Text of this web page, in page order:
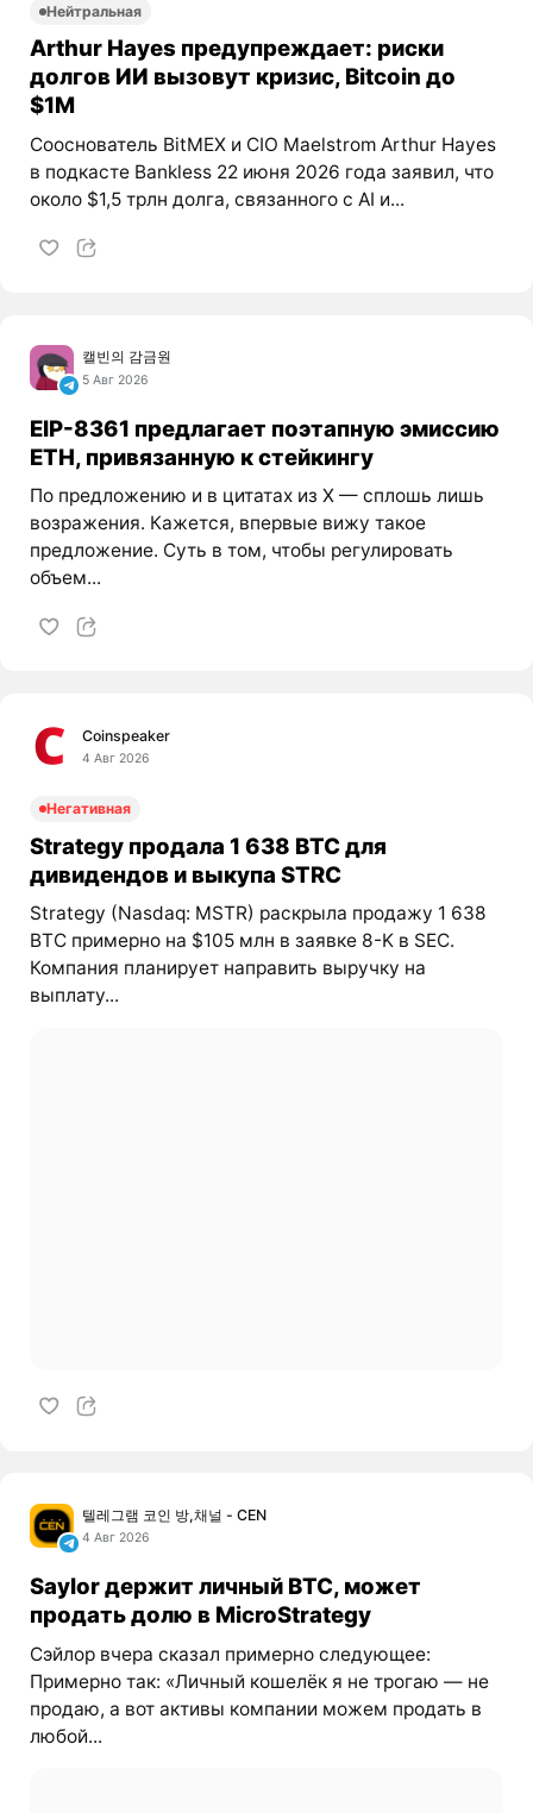
Нейтральная
Arthur Hayes предупреждает: риски
долгов ИИ вызовут кризис, Bitcoin до
$1M
Сооснователь BitMEX и CIO Maelstrom Arthur Hayes
в подкасте Bankless 22 июня 2026 года заявил, что
около $1,5 трлн долга, связанного с AI и...
캘빈의 감금원
5 Авг 2026
EIP-8361 предлагает поэтапную эмиссию
ETH, привязанную к стейкингу
По предложению и в цитатах из X — сплошь лишь
возражения. Кажется, впервые вижу такое
предложение. Суть в том, чтобы регулировать
объем...
Coinspeaker
4 Авг 2026
Негативная
Strategy продала 1 638 BTC для
дивидендов и выкупа STRC
Strategy (Nasdaq: MSTR) раскрыла продажу 1 638
BTC примерно на $105 млн в заявке 8-K в SEC.
Компания планирует направить выручку на
выплату...
텔레그램 코인 방,채널 - CEN
4 Авг 2026
Saylor держит личный BTC, может
продать долю в MicroStrategy
Сэйлор вчера сказал примерно следующее:
Примерно так: «Личный кошелёк я не трогаю — не
продаю, а вот активы компании можем продать в
любой...